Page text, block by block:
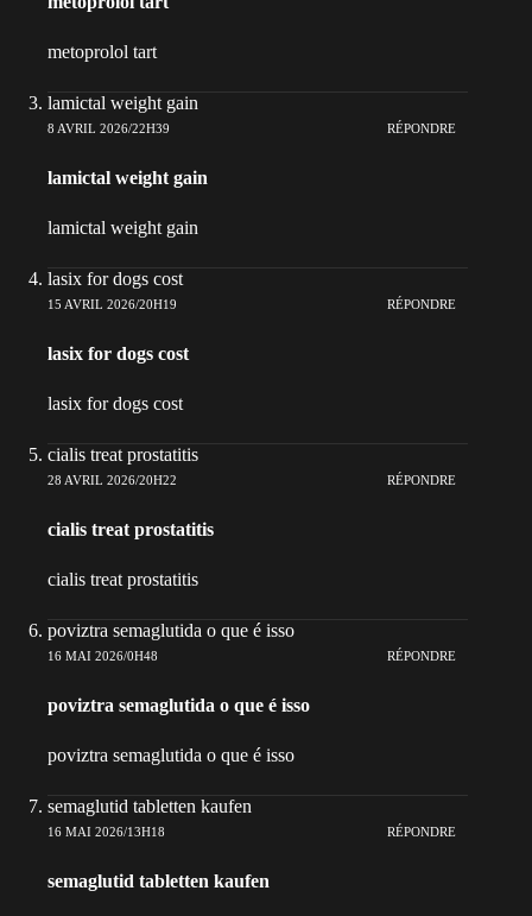
metoprolol tart
lamictal weight gain
8 AVRIL 2026/22H39 RÉPONDRE
lamictal weight gain
lamictal weight gain
lasix for dogs cost
15 AVRIL 2026/20H19 RÉPONDRE
lasix for dogs cost
lasix for dogs cost
cialis treat prostatitis
28 AVRIL 2026/20H22 RÉPONDRE
cialis treat prostatitis
cialis treat prostatitis
poviztra semaglutida o que é isso
16 MAI 2026/0H48 RÉPONDRE
poviztra semaglutida o que é isso
poviztra semaglutida o que é isso
semaglutid tabletten kaufen
16 MAI 2026/13H18 RÉPONDRE
semaglutid tabletten kaufen